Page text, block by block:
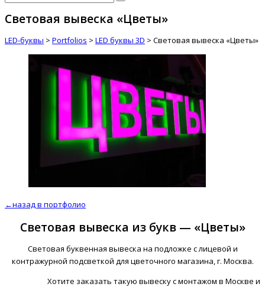
Световая вывеска «Цветы»
LED-буквы > Portfolios > LED буквы 3D > Световая вывеска «Цветы»
←назад в портфолио
Световая вывеска из букв — «Цветы»
Световая буквенная вывеска на подложке с лицевой и
контражурной подсветкой для цветочного магазина, г. Москва.
Хотите заказать такую вывеску с монтажом в Москве и